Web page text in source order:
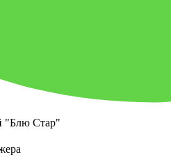
"Блю Стар"